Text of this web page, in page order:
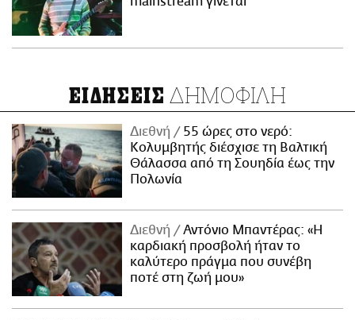
ΕΙΔΗΣΕΙΣ ΔΗΜΟΦΙΛΗ
Διεθνή
55 ώρες στο νερό:
Κολυμβητής διέσχισε τη Βαλτική
Θάλασσα από τη Σουηδία έως την
Πολωνία
Διεθνή
Αντόνιο Μπαντέρας: «Η
καρδιακή προσβολή ήταν το
καλύτερο πράγμα που συνέβη
ποτέ στη ζωή μου»